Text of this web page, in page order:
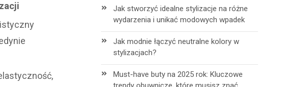
Jak stworzyć idealne stylizacje na różne
wydarzenia i unikać modowych wpadek
Jak modnie łączyć neutralne kolory w
stylizacjach?
Must-have buty na 2025 rok: Kluczowe